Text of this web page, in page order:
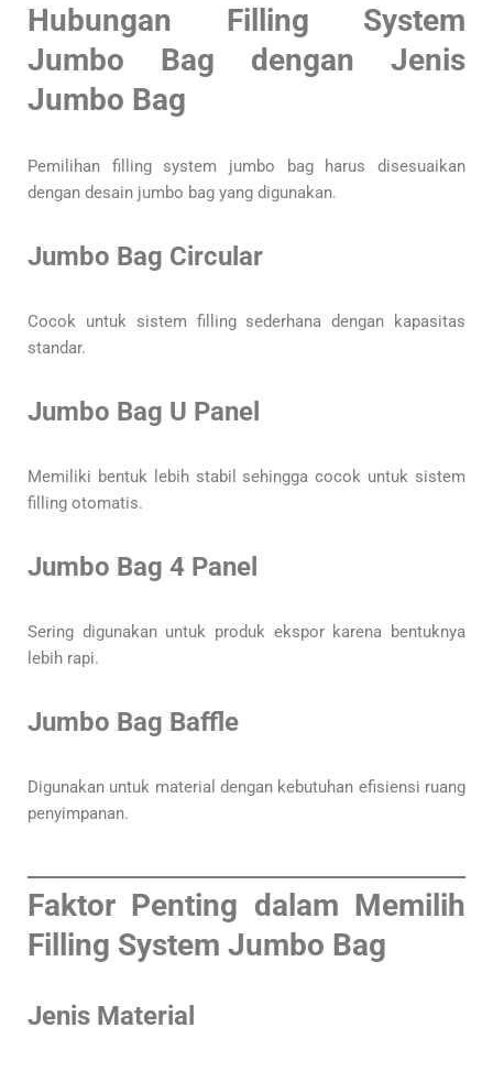
Hubungan Filling System
Jumbo Bag dengan Jenis
Jumbo Bag
Pemilihan filling system jumbo bag harus disesuaikan
dengan desain jumbo bag yang digunakan.
Jumbo Bag Circular
Cocok untuk sistem filling sederhana dengan kapasitas
standar.
Jumbo Bag U Panel
Memiliki bentuk lebih stabil sehingga cocok untuk sistem
filling otomatis.
Jumbo Bag 4 Panel
Sering digunakan untuk produk ekspor karena bentuknya
lebih rapi.
Jumbo Bag Baffle
Digunakan untuk material dengan kebutuhan efisiensi ruang
penyimpanan.
Faktor Penting dalam Memilih
Filling System Jumbo Bag
Jenis Material